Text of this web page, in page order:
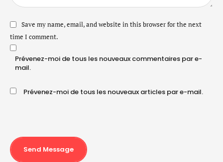
Save my name, email, and website in this browser for the next
time I comment.
Prévenez-moi de tous les nouveaux commentaires par e-
mail.
Prévenez-moi de tous les nouveaux articles par e-mail.
Send Message